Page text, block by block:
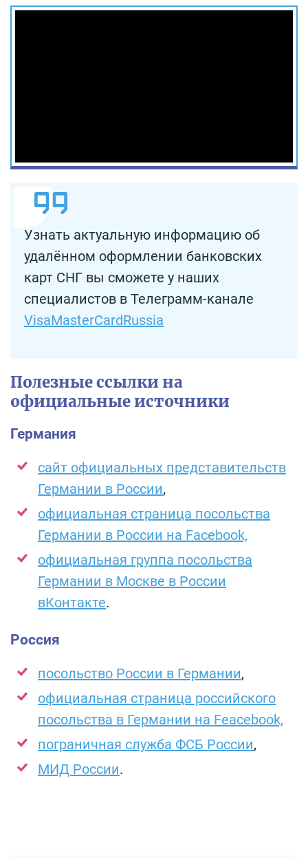
Узнать актуальную информацию об
удалённом оформлении банковских
карт СНГ вы сможете у наших
специалистов в Телеграмм-канале
VisaMasterCardRussia
Полезные ссылки на
официальные источники
Германия
сайт официальных представительств
Германии в России,
официальная страница посольства
Германии в России на Facebook,
официальная группа посольства
Германии в Москве в России
вКонтакте.
Россия
посольство России в Германии,
официальная страница российского
посольства в Германии на Feacebook,
пограничная служба ФСБ России,
МИД России.